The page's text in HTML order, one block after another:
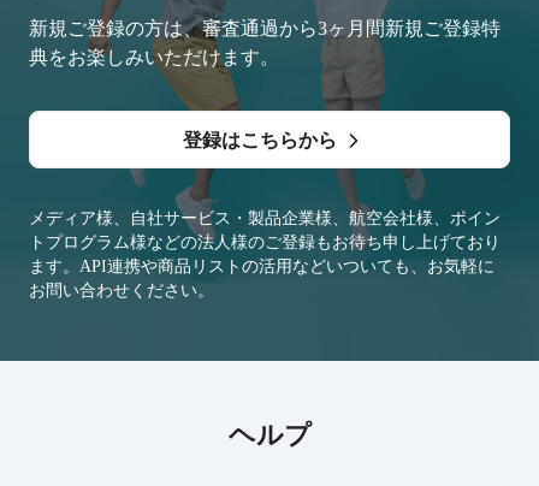
新規ご登録の方は、審査通過から3ヶ月間新規ご登録特
典をお楽しみいただけます。
登録はこちらから
メディア様、自社サービス・製品企業様、航空会社様、ポイン
トプログラム様などの法人様のご登録もお待ち申し上げており
ます。API連携や商品リストの活用などいついても、お気軽に
お問い合わせください。
ヘルプ